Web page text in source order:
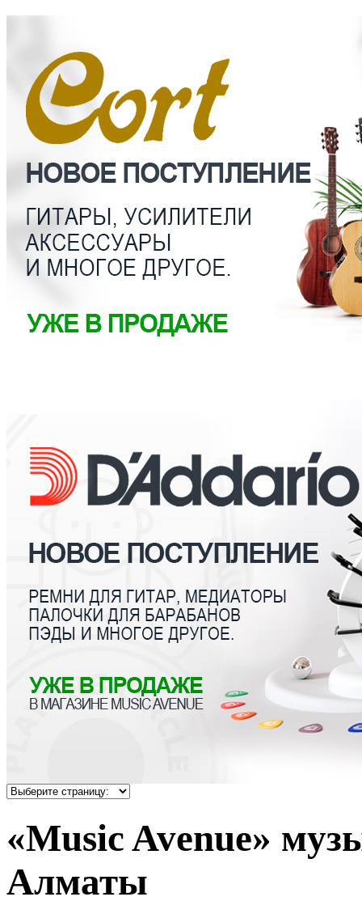
«Music Avenue»
Алматы